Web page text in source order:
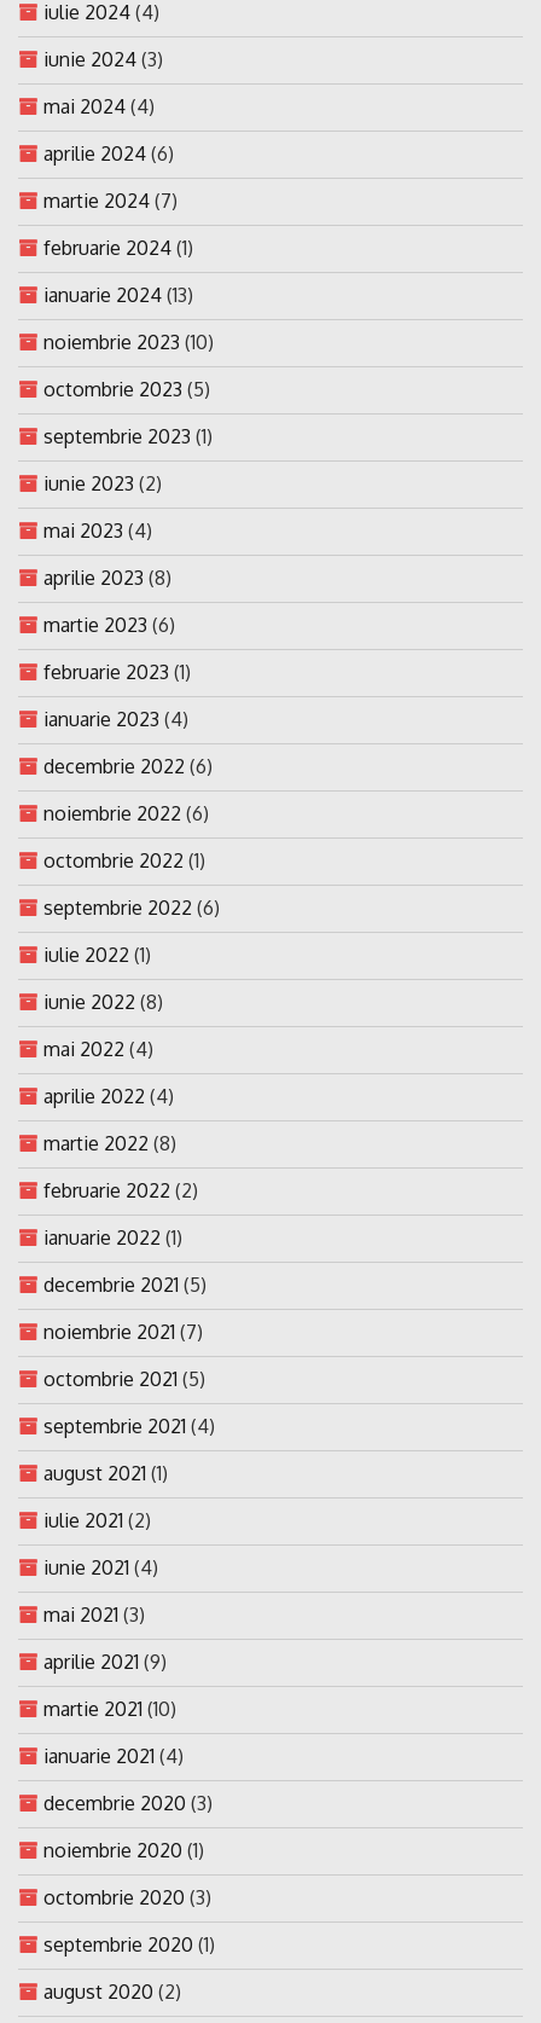
iulie 2024 (4)
iunie 2024 (3)
mai 2024 (4)
aprilie 2024 (6)
martie 2024 (7)
februarie 2024 (1)
ianuarie 2024 (13)
noiembrie 2023 (10)
octombrie 2023 (5)
septembrie 2023 (1)
iunie 2023 (2)
mai 2023 (4)
aprilie 2023 (8)
martie 2023 (6)
februarie 2023 (1)
ianuarie 2023 (4)
decembrie 2022 (6)
noiembrie 2022 (6)
octombrie 2022 (1)
septembrie 2022 (6)
iulie 2022 (1)
iunie 2022 (8)
mai 2022 (4)
aprilie 2022 (4)
martie 2022 (8)
februarie 2022 (2)
ianuarie 2022 (1)
decembrie 2021 (5)
noiembrie 2021 (7)
octombrie 2021 (5)
septembrie 2021 (4)
august 2021 (1)
iulie 2021 (2)
iunie 2021 (4)
mai 2021 (3)
aprilie 2021 (9)
martie 2021 (10)
ianuarie 2021 (4)
decembrie 2020 (3)
noiembrie 2020 (1)
octombrie 2020 (3)
septembrie 2020 (1)
august 2020 (2)